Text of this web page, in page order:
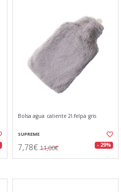
Bolsa agua caliente 2l.felpa gris
SUPREME
7,78€ 11,00€ - 29%